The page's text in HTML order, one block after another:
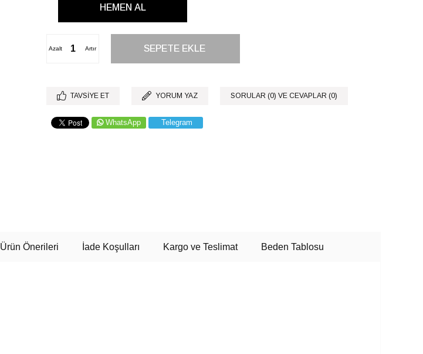
Artır
Azalt
TAVSIYE ET YORUM YAZ SORULAR (0) VE CEVAPLAR (0)
WhatsApp Telegram
Ürün Önerileri İade Koşulları Kargo ve Teslimat Beden Tablosu